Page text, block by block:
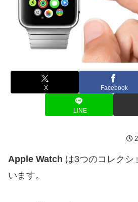
X Facebook
LINE
Apple Watch は3つのコレクシ
います。